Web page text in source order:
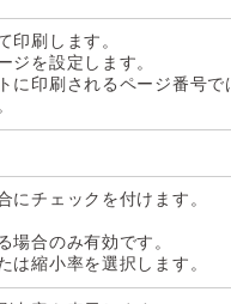
印刷します。
ジを設定します。
に印刷されるページ番号で
にチェックを付けます。
場合のみ有効です。
は縮小率を選択します。